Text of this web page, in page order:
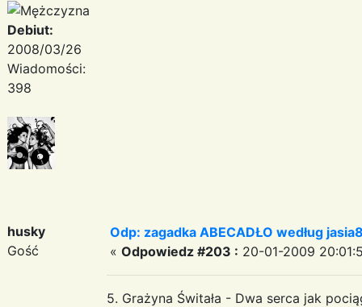
Debiut:
2008/03/26
Wiadomości:
398
husky
Gość
Odp: zagadka ABECADŁO według
« Odpowiedz #203 : 20-01-2009
5. Grażyna Świtała - Dwa serca jak